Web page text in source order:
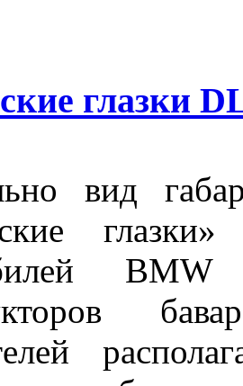
глазки
вид